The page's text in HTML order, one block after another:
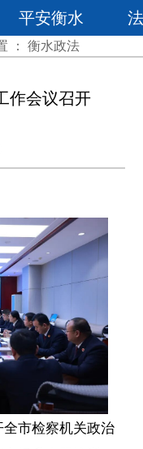
平安衡水
： 衡水政法
作会议召开
市检察机关政治